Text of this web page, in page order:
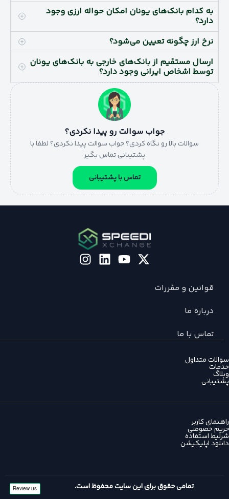
به کدام بانک‌های یونان امکان حواله ارزی وجود
دارد؟
نرخ ارز چگونه تعیین می‌شود؟
ارسال مستقیم از بانک‌های خارجی به بانک‌های یونان
توسط اشخاص ایرانی وجود دارد؟
جواب سوالت رو پیدا نکردی؟
سوالات بالا رو نگاه کردی؟ جواب سوالت پیدا نکردی؟ لطفا با
پشتیبانی تماس بگیر
تماس با پشتیبانی
قوانین و مقررات
درباره ما
تماس با ما
سوالات متداول
خدمات
وبلاگ
پشتیبانی
راهنمای کاربر
حریم خصوصی
شرلیط استفاده
دانلود اپلیکیشن
تمامی حقوق برای این سایت محفوظ است.